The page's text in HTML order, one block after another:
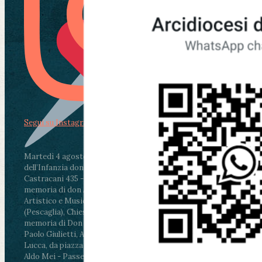
Martedì 4 agosto2026
ore 11:30 - Lucca, Scuola
dell’Infanzia don Aldo Mei - Viale Castruccio
Castracani 435 - Inaugurazione murales in
memoria di don Aldo Mei curato dal Liceo
Artistico e Musicale “Passaglia”
ore 18 - Fiano
(Pescaglia), Chiesa parrocchiale - Messa in
memoria di Don Aldo Mei celebrata da mons.
Paolo Giulietti, Arcivescovo di Lucca
ore 20.30 -
Lucca, da piazza San Michele al Cippo di don
Aldo Mei - Passeggiata della Memoria in alcuni
Segui su Instagram